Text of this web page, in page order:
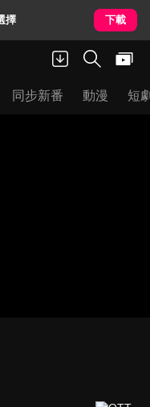
擇 下載
同步新番 動漫 短